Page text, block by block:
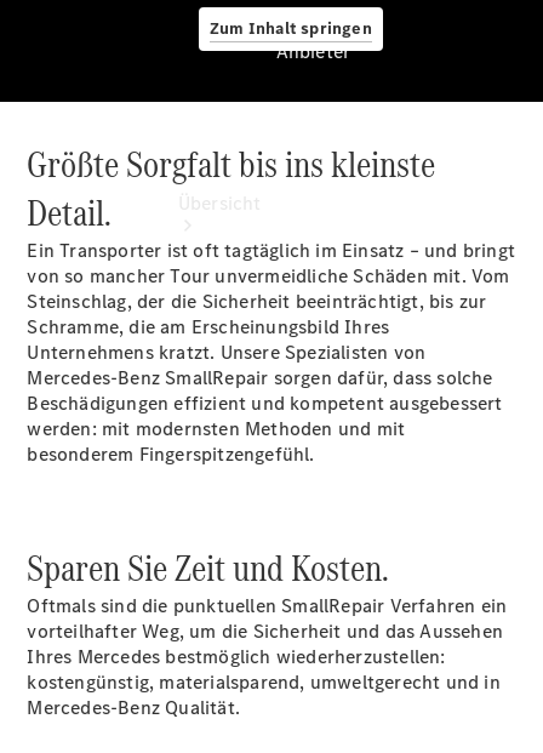
Zum Inhalt springen
Anbieter
Startseite
Ansprechpartner
finden
vereinbaren
Servicetermin
vereinbaren
Tel: +49 711
213 00 100
Anbieter
Größte Sorgfalt bis ins kleinste
Detail.
Ein Transporter ist oft tagtäglich im Einsatz – und bringt
von so mancher Tour unvermeidliche Schäden mit. Vom
Steinschlag, der die Sicherheit beeinträchtigt, bis zur
Schramme, die am Erscheinungsbild Ihres
Unternehmens kratzt. Unsere Spezialisten von
Mercedes-Benz SmallRepair sorgen dafür, dass solche
Beschädigungen effizient und kompetent ausgebessert
werden: mit modernsten Methoden und mit
besonderem Fingerspitzengefühl.
Sparen Sie Zeit und Kosten.
Oftmals sind die punktuellen SmallRepair Verfahren ein
vorteilhafter Weg, um die Sicherheit und das Aussehen
Ihres Mercedes bestmöglich wiederherzustellen:
kostengünstig, materialsparend, umweltgerecht und in
Mercedes-Benz Qualität.